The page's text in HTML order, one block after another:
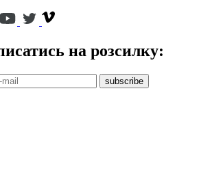
на розсилку:
subscribe